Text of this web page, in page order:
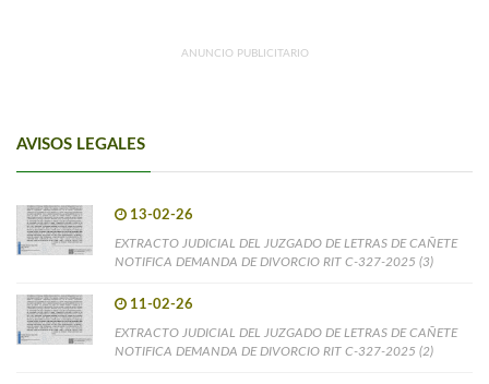
ANUNCIO PUBLICITARIO
AVISOS LEGALES
13-02-26
EXTRACTO JUDICIAL DEL JUZGADO DE LETRAS DE CAÑETE
NOTIFICA DEMANDA DE DIVORCIO RIT C-327-2025 (3)
11-02-26
EXTRACTO JUDICIAL DEL JUZGADO DE LETRAS DE CAÑETE
NOTIFICA DEMANDA DE DIVORCIO RIT C-327-2025 (2)